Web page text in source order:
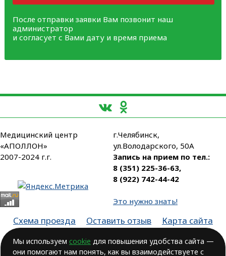
После отправки заявки Вам позвонит наш
администратор
и согласует с Вами дату и время приема
Медицинский центр
«АПОЛЛОН»
2007-2024 г.г.
г.Челябинск,
ул.Володарского, 50А
Запись на прием по тел.:
8 (351) 225-36-63,
8 (922) 742-44-42
Это нужно знать!
Схема проезда Оставить отзыв
Карта сайта
Лицензия № ЛО-74-01-003806, от 14.10.2016, выдана Министерством
Мы используем cookie для повышения удобства сайта —
они помогают нам понять, как вы взаимодействуете с